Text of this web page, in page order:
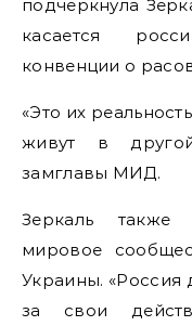
подчеркнула
касается
конвенции о
«Это их
живут в
замглавы МИД.
Зеркаль также
мировое
Украины. «Россия
за свои